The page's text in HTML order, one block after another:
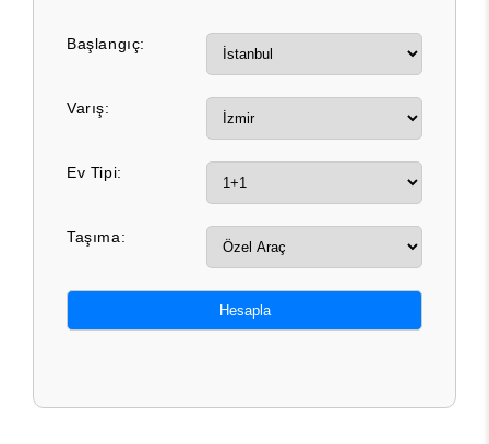
Başlangıç:
Varış:
Ev Tipi:
Taşıma:
Hesapla